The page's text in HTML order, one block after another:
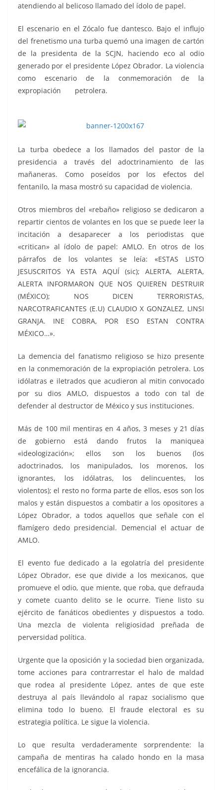
atendiendo al belicoso llamado del ídolo de papel.
El escenario en el Zócalo fue dantesco. Bajo el influjo
del frenetismo una turba quemó una imagen de cartón
de la presidenta de la SCJN, haciendo eco al odio
generado por el presidente López Obrador. La violencia
como escenario de la conmemoración de la
expropiación petrolera.
La turba obedece a los llamados del pastor de la
presidencia a través del adoctrinamiento de las
mañaneras. Como poseídos por los efectos del
fentanilo, la masa mostró su capacidad de violencia.
Otros miembros del «rebaño» religioso se dedicaron a
repartir cientos de volantes en los que se puede leer la
incitación a desaparecer a los periodistas que
«critican» al ídolo de papel: AMLO. En otros de los
párrafos de los volantes se leía: «ESTAS LISTO
JESUSCRITOS YA ESTA AQUÍ (sic); ALERTA, ALERTA,
ALERTA INFORMARON QUE NOS QUIEREN DESTRUIR
(MÉXICO); NOS DICEN TERRORISTAS,
NARCOTRAFICANTES (E.U) CLAUDIO X GONZALEZ, LINSI
GRANJA. INE COBRA, POR ESO ESTAN CONTRA
MÉXICO…».
La demencia del fanatismo religioso se hizo presente
en la conmemoración de la expropiación petrolera. Los
idólatras e iletrados que acudieron al mitin convocado
por su dios AMLO, dispuestos a todo con tal de
defender al destructor de México y sus instituciones.
Más de 100 mil mentiras en 4 años, 3 meses y 21 días
de gobierno está dando frutos la maniquea
«ideologización»; ellos son los buenos (los
adoctrinados, los manipulados, los morenos, los
ignorantes, los idólatras, los delincuentes, los
violentos); el resto no forma parte de ellos, esos son los
malos y están dispuestos a combatir a los opositores a
López Obrador, a todos aquellos que señale con el
flamígero dedo presidencial. Demencial el actuar de
AMLO.
El evento fue dedicado a la egolatría del presidente
López Obrador, ese que divide a los mexicanos, que
promueve el odio, que miente, que roba, que defrauda
y comete cuanto delito se le ocurre. Tiene listo su
ejército de fanáticos obedientes y dispuestos a todo.
Una mezcla de violenta religiosidad preñada de
perversidad política.
Urgente que la oposición y la sociedad bien organizada,
tome acciones para contrarrestar el halo de maldad
que rodea al presidente López, antes de que este
destruya al país llevándolo al rapaz socialismo que
elimina todo lo bueno. El fraude electoral es su
estrategia política. Le sigue la violencia.
Lo que resulta verdaderamente sorprendente: la
campaña de mentiras ha calado hondo en la masa
encefálica de la ignorancia.